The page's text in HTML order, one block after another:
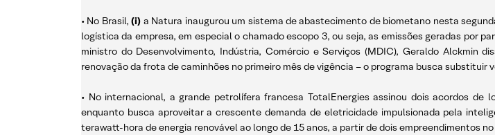
• No Brasil,(i) a Natura inaugurou um sistema de abastecimento de biometano nesta
logística da empresa, em especial o chamado escopo 3, ou seja, as emissões geradas por
ministro do Desenvolvimento, Indústria, Comércio e Serviços (MDIC), Geraldo Alckmin
renovação da frota de caminhões no primeiro mês de vigência – o programa busca
• No internacional, a grande petrolífera francesa TotalEnergies assinou dois acordos
enquanto busca aproveitar a crescente demanda de eletricidade impulsionada pela
terawatt-hora de energia renovável ao longo de 15 anos, a partir de dois empreendimentos